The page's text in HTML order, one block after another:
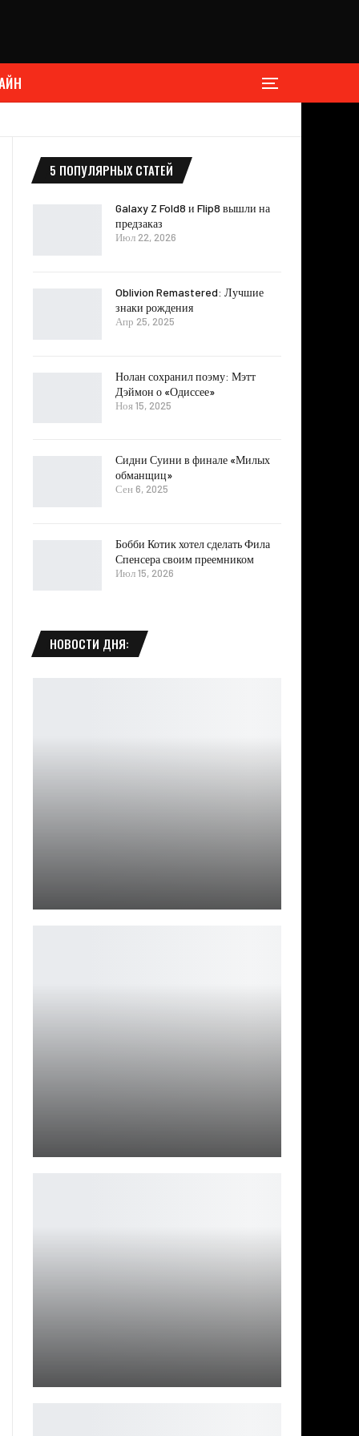
5 ПОПУЛЯРНЫХ СТАТЕЙ
Galaxy Z Fold8 и Flip8 вышли на
предзаказ
Июл 22, 2026
Oblivion Remastered: Лучшие
знаки рождения
Апр 25, 2025
Нолан сохранил поэму: Мэтт
Дэймон о «Одиссее»
Ноя 15, 2025
Сидни Суини в финале «Милых
обманщиц»
Сен 6, 2025
Бобби Котик хотел сделать Фила
Спенсера своим преемником
Июл 15, 2026
НОВОСТИ ДНЯ: